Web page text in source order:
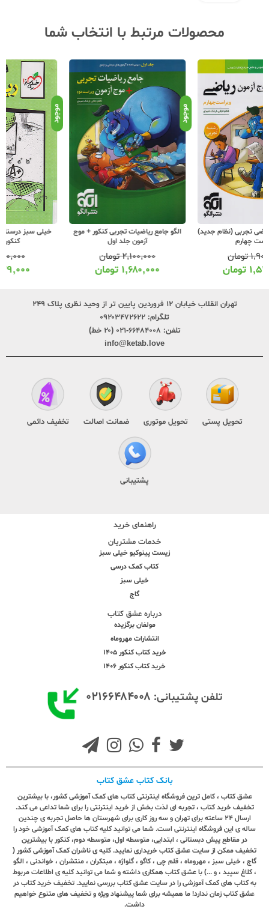
محصولات مرتبط با انتخاب شما
موجود
الگو جامع ریاضیات تجربی کنکور + موج
۱,۶۸۰,۰۰۰
موجود
خیلی سبز درسنامه ریاضی و آمار جامع
۶۳۹,۰۰۰
تهران انقلاب خیابان ۱۲ فروردین پایین تر از وحید نظری پلاک ۲۴۹
تلگرام: ۰۹۲۰۳۴۷۲۶۲۲
تلفن: ۶۶۴۸۴۰۰۸-۰۲۱ (۲۰ خط)
info@ketab.love
تحویل پستی تحویل موتوری ضمانت اصالت تخفیف دائمی
پشتیبانی
راهنمای خرید
خدمات مشتریان
زیست پینوکیو خیلی سبز
کتاب کمک درسی
خیلی سبز
گاج
درباره عشق کتاب
مولفان برگزیده
انتشارات مهروماه
خرید کتاب کنکور 1405
خرید کتاب کنکور 1406
تلفن پشتیبانی: ۰۲۱۶۶۴۸۴۰۰۸
بانک کتاب عشق کتاب
عشق کتاب ، کامل ترین فروشگاه اینترنتی کتاب های کمک آموزشی کشور، با بیشترین
تخفیف خرید کتاب ، تجربه ای لذت بخش از خرید اینترنتی را برای شما تداعی می کند.
ارسال ٢٤ ساعته برای تهران و سه روز کاری برای شهرستان ها حاصل تجربه ی چندین
ساله ی این فروشگاه اینترنتی است. شما می توانید کلیه کتاب های کمک آموزشی خود را
در مقاطع پیش دبستانی ، ابتدایی، متوسطه اول، متوسطه دوم، کنکور با بیشترین
تخفیف ممکن از سایت عشق کتاب خریداری نمایید. کلیه ی ناشران کمک آموزشی کشور (
گاج ، خیلی سبز ، مهروماه ، قلم چی ، کاگو ، گلواژه ، مبتکران ، منتشران ، خواندنی ، الگو
، کلاغ سپید ، و ...) با عشق کتاب همکاری داشته و شما می توانید کلیه ی اطلاعات مربوط
به کتاب های کمک آموزشی را در سایت عشق کتاب بررسی نمایید. تخفیف خرید کتاب در
عشق کتاب زمان ندارد! ما همیشه برای شما پیشنهاد ویژه و تخفیف های متنوع خواهیم
داشت.